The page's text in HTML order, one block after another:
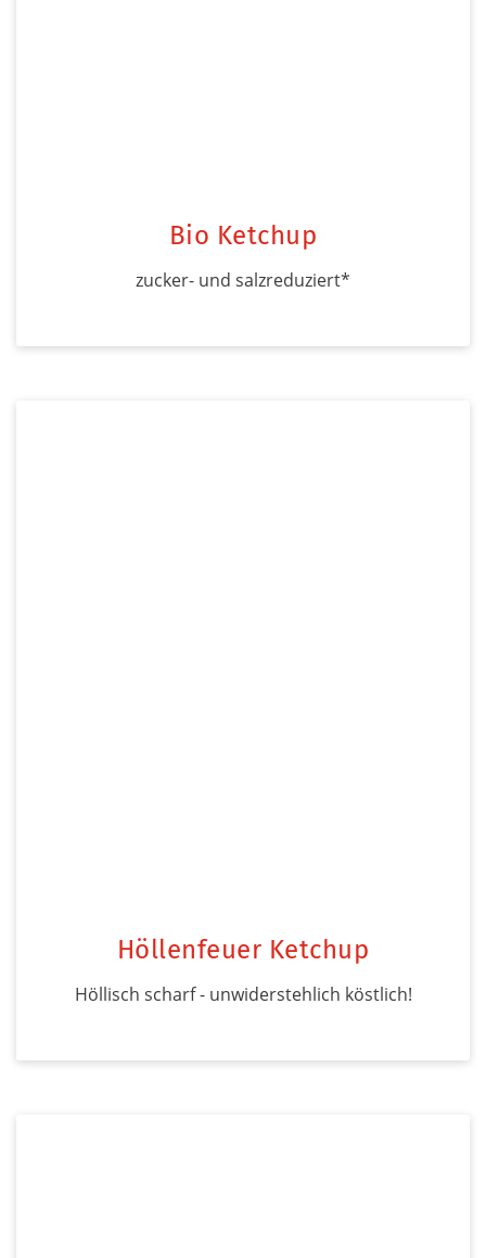
Bio Ketchup
zucker- und salzreduziert*
Höllenfeuer Ketchup
Höllisch scharf - unwiderstehlich köstlich!